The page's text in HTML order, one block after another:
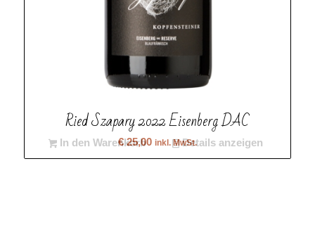
Ried Szapary 2022 Eisenberg DAC
€25,00 inkl. MwSt.
In den Warenkorb Details anzeigen